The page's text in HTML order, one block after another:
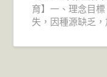
育】一、理念目
失，因種源缺乏